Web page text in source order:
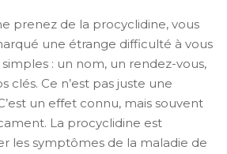
prenez de la procyclidine, vous
une étrange difficulté à vous
: un nom, un rendez-vous,
clés. Ce n’est pas juste une
un effet connu, mais souvent
La procyclidine est
les symptômes de la maladie de